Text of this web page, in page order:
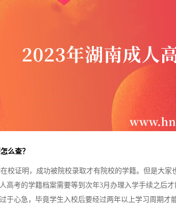
么查？
校证明，成功被院校录取才有院校的学籍。但是大家
高考的学籍档案需要等到次年3月办理入学手续之后
于心急，毕竟学生入校后要经过两年以上学习周期才